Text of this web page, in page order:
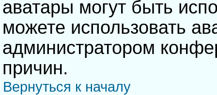
аватары могут быть
можете использовать
администратором
причин.
Вернуться к началу